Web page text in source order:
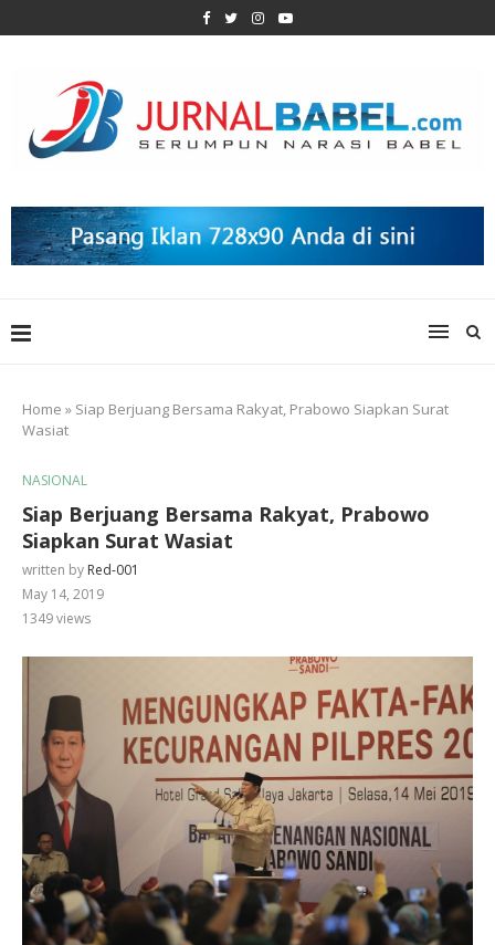
Home » Siap Berjuang Bersama Rakyat, Prabowo Siapkan Surat
Wasiat
NASIONAL
Siap Berjuang Bersama Rakyat, Prabowo
Siapkan Surat Wasiat
written by Red-001
May 14, 2019
1349views